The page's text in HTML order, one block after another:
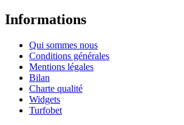
Informations
Qui sommes nous
Conditions générales
Mentions légales
Bilan
Charte qualité
Widgets
Turfobet